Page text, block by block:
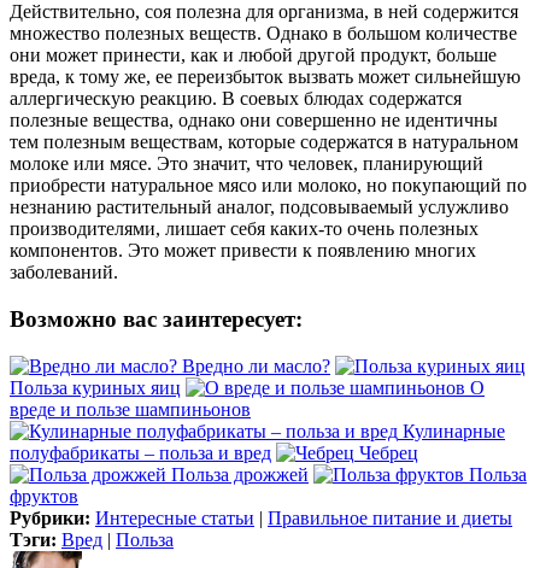
Действительно, соя полезна для организма, в ней содержится
множество полезных веществ. Однако в большом количестве
они может принести, как и любой другой продукт, больше
вреда, к тому же, ее переизбыток вызвать может сильнейшую
аллергическую реакцию. В соевых блюдах содержатся
полезные вещества, однако они совершенно не идентичны
тем полезным веществам, которые содержатся в натуральном
молоке или мясе. Это значит, что человек, планирующий
приобрести натуральное мясо или молоко, но покупающий по
незнанию растительный аналог, подсовываемый услужливо
производителями, лишает себя каких-то очень полезных
компонентов. Это может привести к появлению многих
заболеваний.
Возможно вас заинтересует:
Вредно ли масло?
Польза куриных яиц
О
вреде и пользе шампиньонов
Кулинарные
полуфабрикаты – польза и вред
Чебрец
Польза дрожжей
Польза
фруктов
Рубрики: Интересные статьи | Правильное питание и диеты
Тэги: Вред | Польза